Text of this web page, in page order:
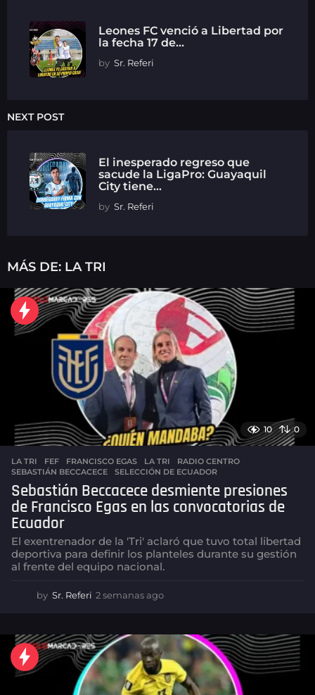
Leones FC venció a Libertad por
la fecha 17 de...
by Sr. Referi
NEXT POST
El inesperado regreso que
sacude la LigaPro: Guayaquil
City tiene...
by Sr. Referi
MÁS DE: LA TRI
10 0
LA TRI FEF ,FRANCISCO EGAS ,LA TRI ,RADIO CENTRO
SEBASTIÁN BECCACECE
,SELECCIÓN DE ECUADOR
Sebastián Beccacece desmiente presiones
de Francisco Egas en las convocatorias de
Ecuador
El exentrenador de la 'Tri' aclaró que tuvo total libertad
deportiva para definir los planteles durante su gestión
al frente del equipo nacional.
by Sr. Referi 2 semanas ago
m
n
a
s